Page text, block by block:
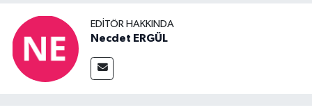
EDITÖR HAKKINDA
Necdet ERGÜL